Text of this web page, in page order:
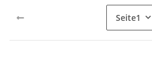
Seite1